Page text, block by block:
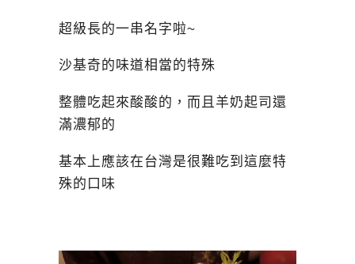
超級長的一串名字啦~
沙基奇的味道相當的特殊
整體吃起來酸酸的，而且羊奶起司還
滿濃郁的
基本上應該在台灣是很難吃到這麼特
殊的口味